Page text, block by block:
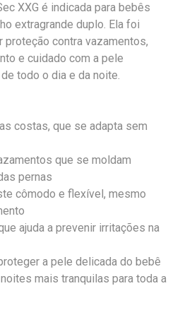
XXG é indicada para bebês
extragrande duplo. Ela foi
contra vazamentos,
e cuidado com a pele
todo o dia e da noite.
costas, que se adapta sem
que se moldam
pernas
cômodo e flexível, mesmo
ajuda a prevenir irritações na
a pele delicada do bebê
mais tranquilas para toda a